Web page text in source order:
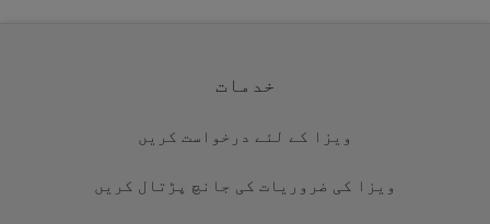
خدمات
ویزا کے لئے درخواست کریں
ویزا کی ضروریات کی جانچ پڑتال کریں